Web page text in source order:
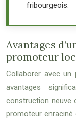
fribourgeois.
Avantages
promoteur
Collaborer avec
avantages
construction neuve
promoteur enraciné